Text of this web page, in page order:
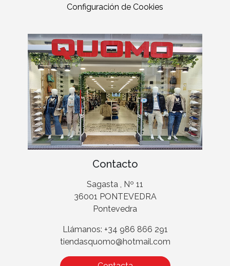
Configuración de Cookies
Contacto
Sagasta , Nº 11
36001 PONTEVEDRA
Pontevedra
Llámanos: +34 986 866 291
tiendasquomo@hotmail.com